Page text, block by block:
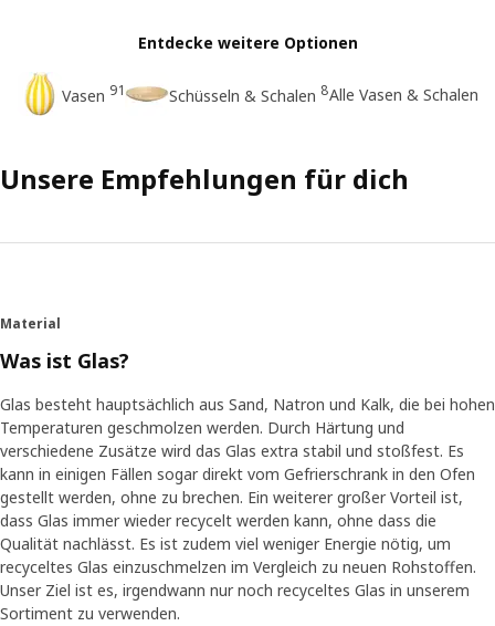
Entdecke weitere Optionen
Vasen 91 Schüsseln & Schalen 8Alle Vasen & Schalen
Unsere Empfehlungen für dich
Material
Was ist Glas?
Glas besteht hauptsächlich aus Sand, Natron und Kalk, die bei hohen
Temperaturen geschmolzen werden. Durch Härtung und
verschiedene Zusätze wird das Glas extra stabil und stoßfest. Es
kann in einigen Fällen sogar direkt vom Gefrierschrank in den Ofen
gestellt werden, ohne zu brechen. Ein weiterer großer Vorteil ist,
dass Glas immer wieder recycelt werden kann, ohne dass die
Qualität nachlässt. Es ist zudem viel weniger Energie nötig, um
recyceltes Glas einzuschmelzen im Vergleich zu neuen Rohstoffen.
Unser Ziel ist es, irgendwann nur noch recyceltes Glas in unserem
Sortiment zu verwenden.